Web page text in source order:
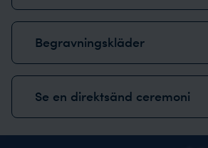
Begravningskläder
Se en direktsänd ceremoni